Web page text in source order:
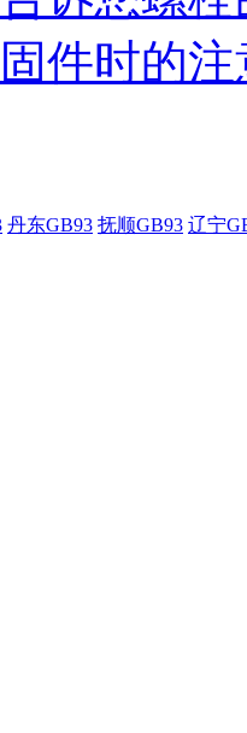
件时的
丹东GB93 抚顺GB93 辽宁